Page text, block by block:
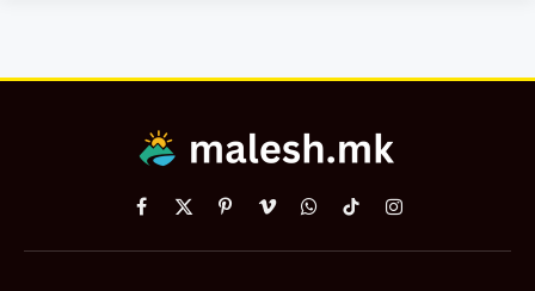
Facebook
X
PinterestVimeoWhatsApp
TikTokInstagram